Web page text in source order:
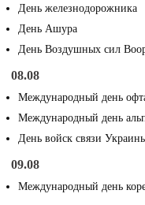
День железнодорожника
День Ашура
День Воздушных сил
08.08
Международный день
Международный день
День войск связи
09.08
Международный день